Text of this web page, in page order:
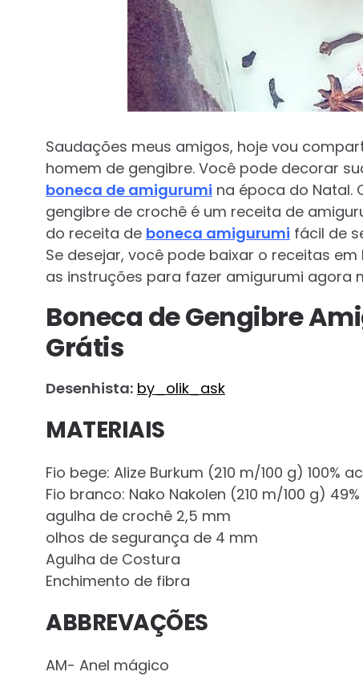
Saudações meus amigos, hoje vou
homem de gengibre. Você pode decorar
boneca de amigurumi na época do Natal.
gengibre de crochê é um receita de
do receita de boneca amigurumi fácil de
Se desejar, você pode baixar o receitas
as instruções para fazer amigurumi agora
Boneca de Gengibre
Grátis
Desenhista: by_olik_ask
MATERIAIS
Fio bege: Alize Burkum (210 m/100 g) 100%
Fio branco: Nako Nakolen (210 m/100 g)
agulha de crochê 2,5 mm
olhos de segurança de 4 mm
Agulha de Costura
Enchimento de fibra
ABBREVAÇÕES
AM- Anel mágico